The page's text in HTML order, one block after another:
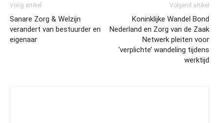
Vorig artikel
Sanare Zorg & Welzijn
verandert van bestuurder en
eigenaar
Volgend artikel
Koninklijke Wandel Bond
Nederland en Zorg van de Zaak
Netwerk pleiten voor
‘verplichte’ wandeling tijdens
werktijd